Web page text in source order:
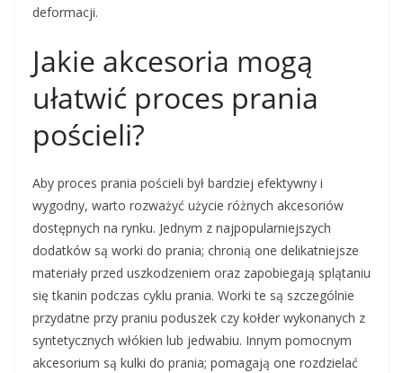
deformacji.
Jakie akcesoria mogą
ułatwić proces prania
pościeli?
Aby proces prania pościeli był bardziej efektywny i
wygodny, warto rozważyć użycie różnych akcesoriów
dostępnych na rynku. Jednym z najpopularniejszych
dodatków są worki do prania; chronią one delikatniejsze
materiały przed uszkodzeniem oraz zapobiegają splątaniu
się tkanin podczas cyklu prania. Worki te są szczególnie
przydatne przy praniu poduszek czy kołder wykonanych z
syntetycznych włókien lub jedwabiu. Innym pomocnym
akcesorium są kulki do prania; pomagają one rozdzielać